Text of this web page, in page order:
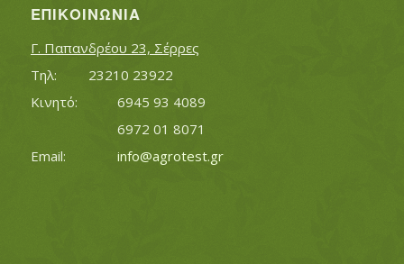
ΕΠΙΚΟΙΝΩΝΊΑ
Γ. Παπανδρέου 23, Σέρρες
Τηλ:		23210 23922
Κινητό:		6945 93 4089
			6972 01 8071
info@agrotest.gr